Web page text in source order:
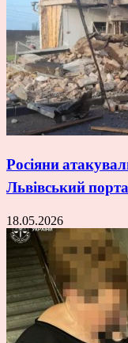
Росіяни
Львівський
18.05.2026